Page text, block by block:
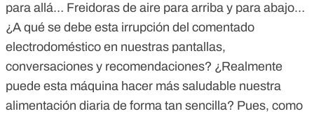
para allá… Freidoras de aire para arriba y para abajo…
¿A qué se debe esta irrupción del comentado
electrodoméstico en nuestras pantallas,
conversaciones y recomendaciones? ¿Realmente
puede esta máquina hacer más saludable nuestra
alimentación diaria de forma tan sencilla? Pues, como